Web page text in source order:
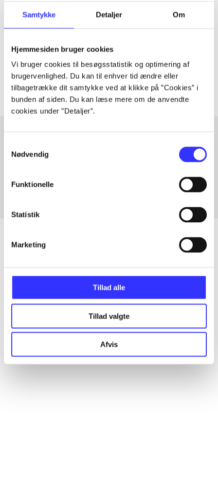
Samtykke Detaljer Om
Hjemmesiden bruger cookies
Vi bruger cookies til besøgsstatistik og optimering af
brugervenlighed. Du kan til enhver tid ændre eller
tilbagetrække dit samtykke ved at klikke på ”Cookies” i
bunden af siden. Du kan læse mere om de anvendte
cookies under ”Detaljer”.
Nødvendig
Funktionelle
Statistik
Marketing
Tillad alle
Tillad valgte
Afvis
Artiklen er en del af
Tidsskrift
Artiklerne i handler ofte om
Artikler med samme emner
Alle registrerede artikler fordelt på udgivelser
...